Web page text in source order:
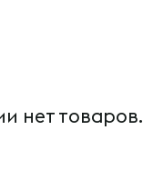
нет товаров.